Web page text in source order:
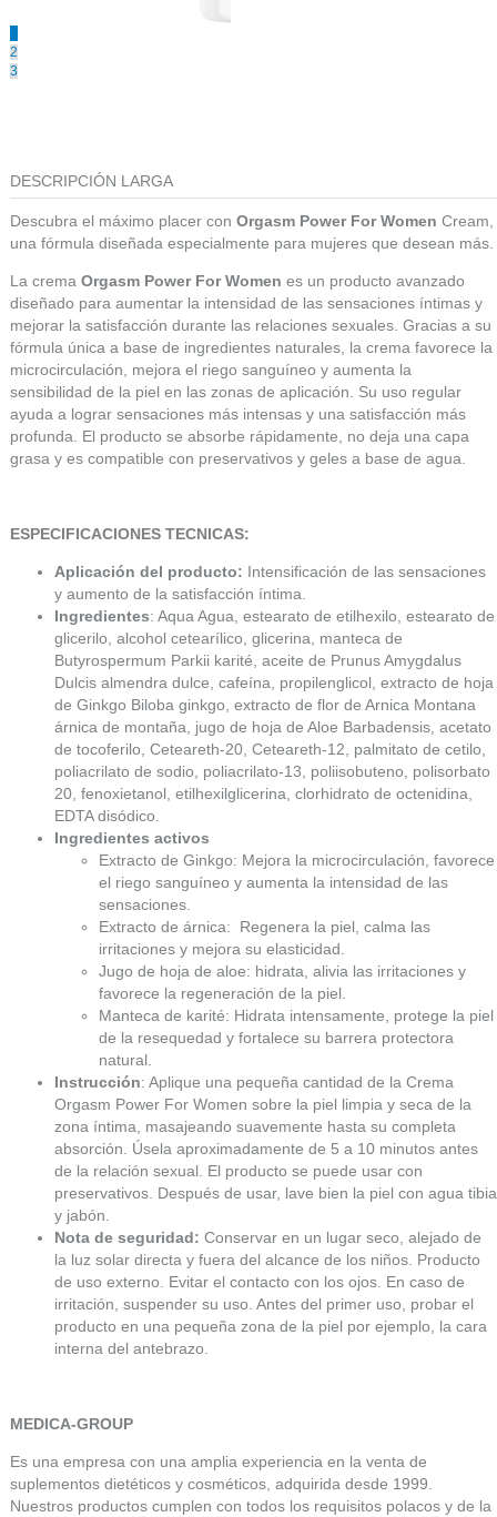
2
3
DESCRIPCIÓN LARGA
Descubra el máximo placer con Orgasm Power For Women Cream,
una fórmula diseñada especialmente para mujeres que desean más.
La crema Orgasm Power For Women es un producto avanzado
diseñado para aumentar la intensidad de las sensaciones íntimas y
mejorar la satisfacción durante las relaciones sexuales. Gracias a su
fórmula única a base de ingredientes naturales, la crema favorece la
microcirculación, mejora el riego sanguíneo y aumenta la
sensibilidad de la piel en las zonas de aplicación. Su uso regular
ayuda a lograr sensaciones más intensas y una satisfacción más
profunda. El producto se absorbe rápidamente, no deja una capa
grasa y es compatible con preservativos y geles a base de agua.
ESPECIFICACIONES TECNICAS:
Aplicación del producto: Intensificación de las sensaciones
y aumento de la satisfacción íntima.
Ingredientes: Aqua Agua, estearato de etilhexilo, estearato de
glicerilo, alcohol cetearílico, glicerina, manteca de
Butyrospermum Parkii karité, aceite de Prunus Amygdalus
Dulcis almendra dulce, cafeína, propilenglicol, extracto de hoja
de Ginkgo Biloba ginkgo, extracto de flor de Arnica Montana
árnica de montaña, jugo de hoja de Aloe Barbadensis, acetato
de tocoferilo, Ceteareth-20, Ceteareth-12, palmitato de cetilo,
poliacrilato de sodio, poliacrilato-13, poliisobuteno, polisorbato
20, fenoxietanol, etilhexilglicerina, clorhidrato de octenidina,
EDTA disódico.
Ingredientes activos
Extracto de Ginkgo: Mejora la microcirculación, favorece
el riego sanguíneo y aumenta la intensidad de las
sensaciones.
Extracto de árnica: Regenera la piel, calma las
irritaciones y mejora su elasticidad.
Jugo de hoja de aloe: hidrata, alivia las irritaciones y
favorece la regeneración de la piel.
Manteca de karité: Hidrata intensamente, protege la piel
de la resequedad y fortalece su barrera protectora
natural.
Instrucción: Aplique una pequeña cantidad de la Crema
Orgasm Power For Women sobre la piel limpia y seca de la
zona íntima, masajeando suavemente hasta su completa
absorción. Úsela aproximadamente de 5 a 10 minutos antes
de la relación sexual. El producto se puede usar con
preservativos. Después de usar, lave bien la piel con agua tibia
y jabón.
Nota de seguridad: Conservar en un lugar seco, alejado de
la luz solar directa y fuera del alcance de los niños. Producto
de uso externo. Evitar el contacto con los ojos. En caso de
irritación, suspender su uso. Antes del primer uso, probar el
producto en una pequeña zona de la piel por ejemplo, la cara
interna del antebrazo.
MEDICA-GROUP
Es una empresa con una amplia experiencia en la venta de
suplementos dietéticos y cosméticos, adquirida desde 1999.
Nuestros productos cumplen con todos los requisitos polacos y de la